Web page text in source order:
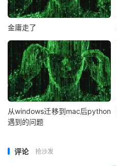
金庸走了
从windows迁移到mac后python
遇到的问题
评论 抢沙发